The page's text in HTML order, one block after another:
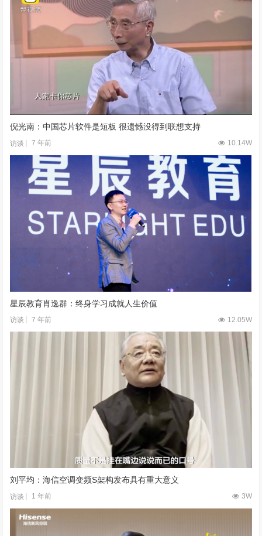
倪光南：中国芯片软件是短板 很遗憾没得到联想支持
访谈 7 年前 10.14W
星辰教育肖逸群：终身学习成就人生价值
访谈 7 年前 12.05W
刘平均：海信空调变频S架构发布具有重大意义
访谈 1 年前 3W